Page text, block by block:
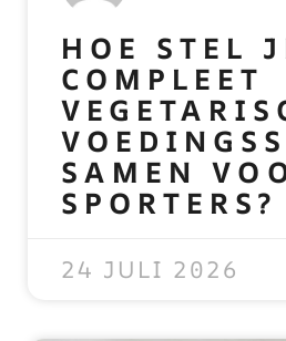
HOE STEL
COMPLEET
SAMEN
SPORTERS?
24 JULI 2026